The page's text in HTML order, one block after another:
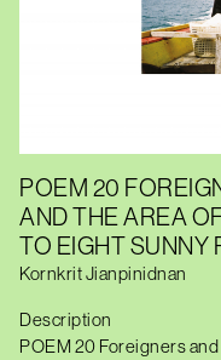
POEM 20
AND THE AREA
TO EIGHT SUNNY
Kornkrit Jianpinidnan
Description
POEM 20 Foreigners